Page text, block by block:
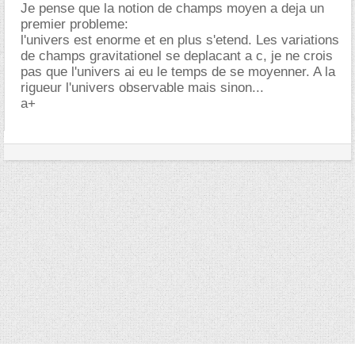
Je pense que la notion de champs moyen a deja un
premier probleme:
l'univers est enorme et en plus s'etend. Les variations
de champs gravitationel se deplacant a c, je ne crois
pas que l'univers ai eu le temps de se moyenner. A la
rigueur l'univers observable mais sinon...
a+